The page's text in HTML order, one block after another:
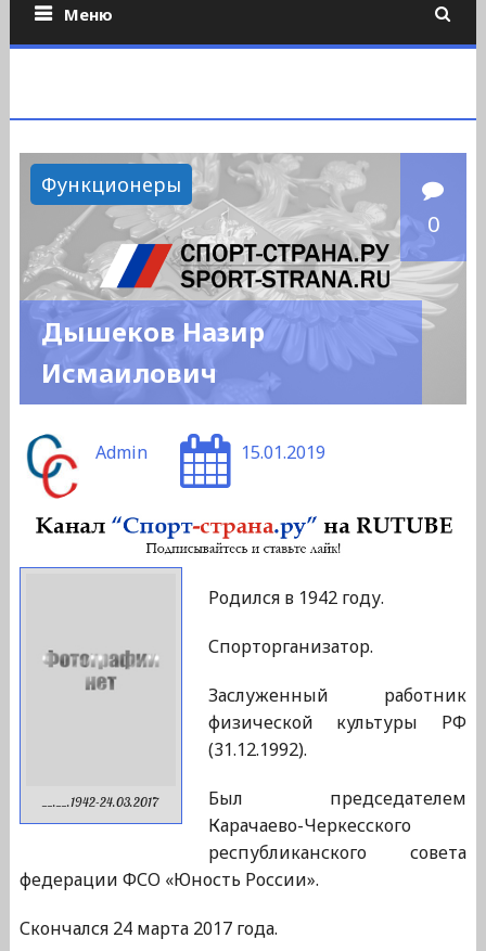
Меню
Функционеры
0
Дышеков Назир
Исмаилович
Admin 15.01.2019
__.__.1942-24.03.2017
Родился в 1942 году.
Спорторганизатор.
Заслуженный работник
физической культуры РФ
(31.12.1992).
Был председателем
Карачаево-Черкесского
республиканского совета
федерации ФСО «Юность России».
Скончался 24 марта 2017 года.